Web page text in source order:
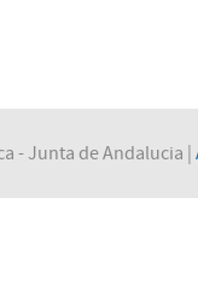
- Junta de Andalucia |